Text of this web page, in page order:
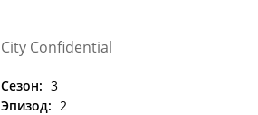
City Confidential
Сезон: 3
Эпизод: 2